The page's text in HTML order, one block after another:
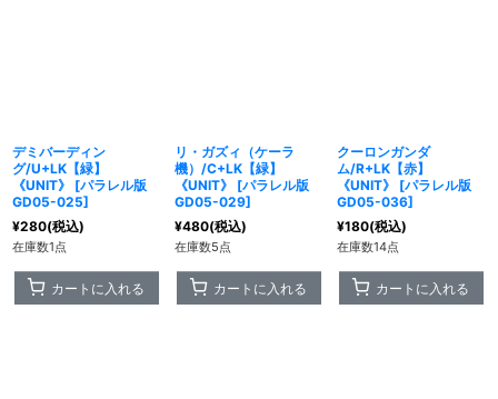
デミバーディン
グ/U+LK【緑】
《UNIT》
[パラレル版
GD05-025]
¥280(税込)
在庫数1点
カートに入れる
リ・ガズィ（ケーラ
機）/C+LK【緑】
《UNIT》
[パラレル版
GD05-029]
¥480(税込)
在庫数5点
カートに入れる
クーロンガンダ
ム/R+LK【赤】
《UNIT》
[パラレル版
GD05-036]
¥180(税込)
在庫数14点
カートに入れる